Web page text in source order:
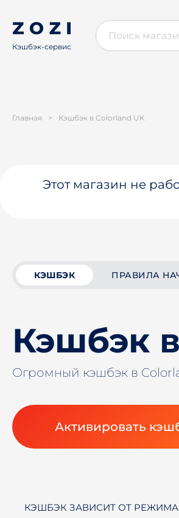
Кэшбэк-сервис
Главная > Кэшбэк в Colorland UK
Этот магазин не
КЭШБЭК ПРАВИЛА
Кэшбэк
Огромный кэшбэк в
Активировать
КЭШБЭК ЗАВИСИТ ОТ РЕЖИМА